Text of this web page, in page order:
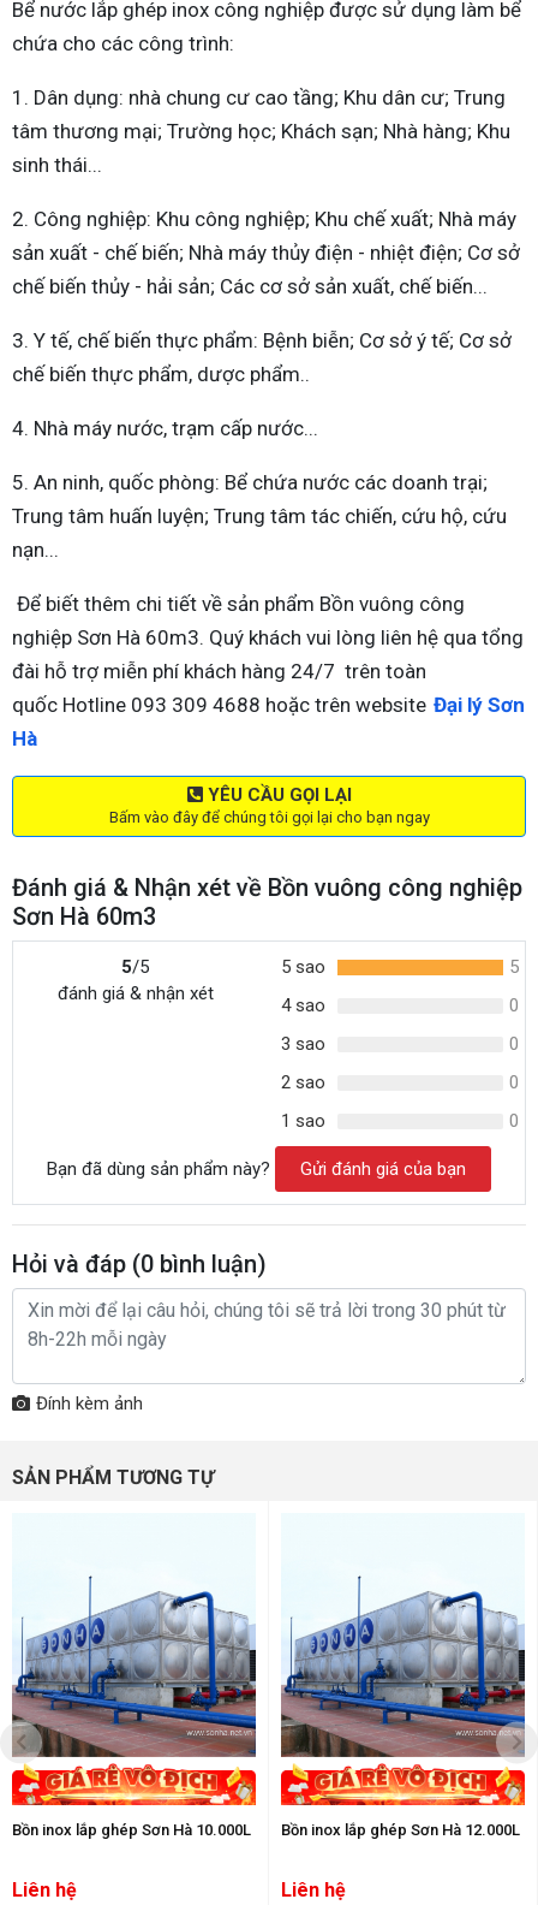
Bể nước lắp ghép inox công nghiệp được sử dụng làm bể
chứa cho các công trình:
1. Dân dụng: nhà chung cư cao tầng; Khu dân cư; Trung
tâm thương mại; Trường học; Khách sạn; Nhà hàng; Khu
sinh thái...
2. Công nghiệp: Khu công nghiệp; Khu chế xuất; Nhà máy
sản xuất - chế biến; Nhà máy thủy điện - nhiệt điện; Cơ sở
chế biến thủy - hải sản; Các cơ sở sản xuất, chế biến...
3. Y tế, chế biến thực phẩm: Bệnh biễn; Cơ sở ý tế; Cơ sở
chế biến thực phẩm, dược phẩm..
4. Nhà máy nước, trạm cấp nước...
5. An ninh, quốc phòng: Bể chứa nước các doanh trại;
Trung tâm huấn luyện; Trung tâm tác chiến, cứu hộ, cứu
nạn...
Để biết thêm chi tiết về sản phẩm Bồn vuông công
nghiệp Sơn Hà 60m3. Quý khách vui lòng liên hệ qua tổng
đài hỗ trợ miễn phí khách hàng 24/7 trên toàn
quốc Hotline 093 309 4688 hoặc trên website Đại lý Sơn
Hà
YÊU CẦU GỌI LẠI
Bấm vào đây để chúng tôi gọi lại cho bạn ngay
Đánh giá & Nhận xét về Bồn vuông công nghiệp
Sơn Hà 60m3
5/5
đánh giá & nhận xét
5 sao
5
4 sao
0
3 sao
0
2 sao
0
1 sao
0
Bạn đã dùng sản phẩm này? Gửi đánh giá của bạn
Hỏi và đáp (0 bình luận)
Đính kèm ảnh
SẢN PHẨM TƯƠNG TỰ
Bồn inox lắp ghép Sơn Hà 10.000L
Liên hệ
Bồn inox lắp ghép Sơn Hà 12.000L
Liên hệ